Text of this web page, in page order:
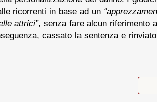
ricorrenti in base ad un
attrici”, senza fare alcun riferimento
cassato la sentenza e